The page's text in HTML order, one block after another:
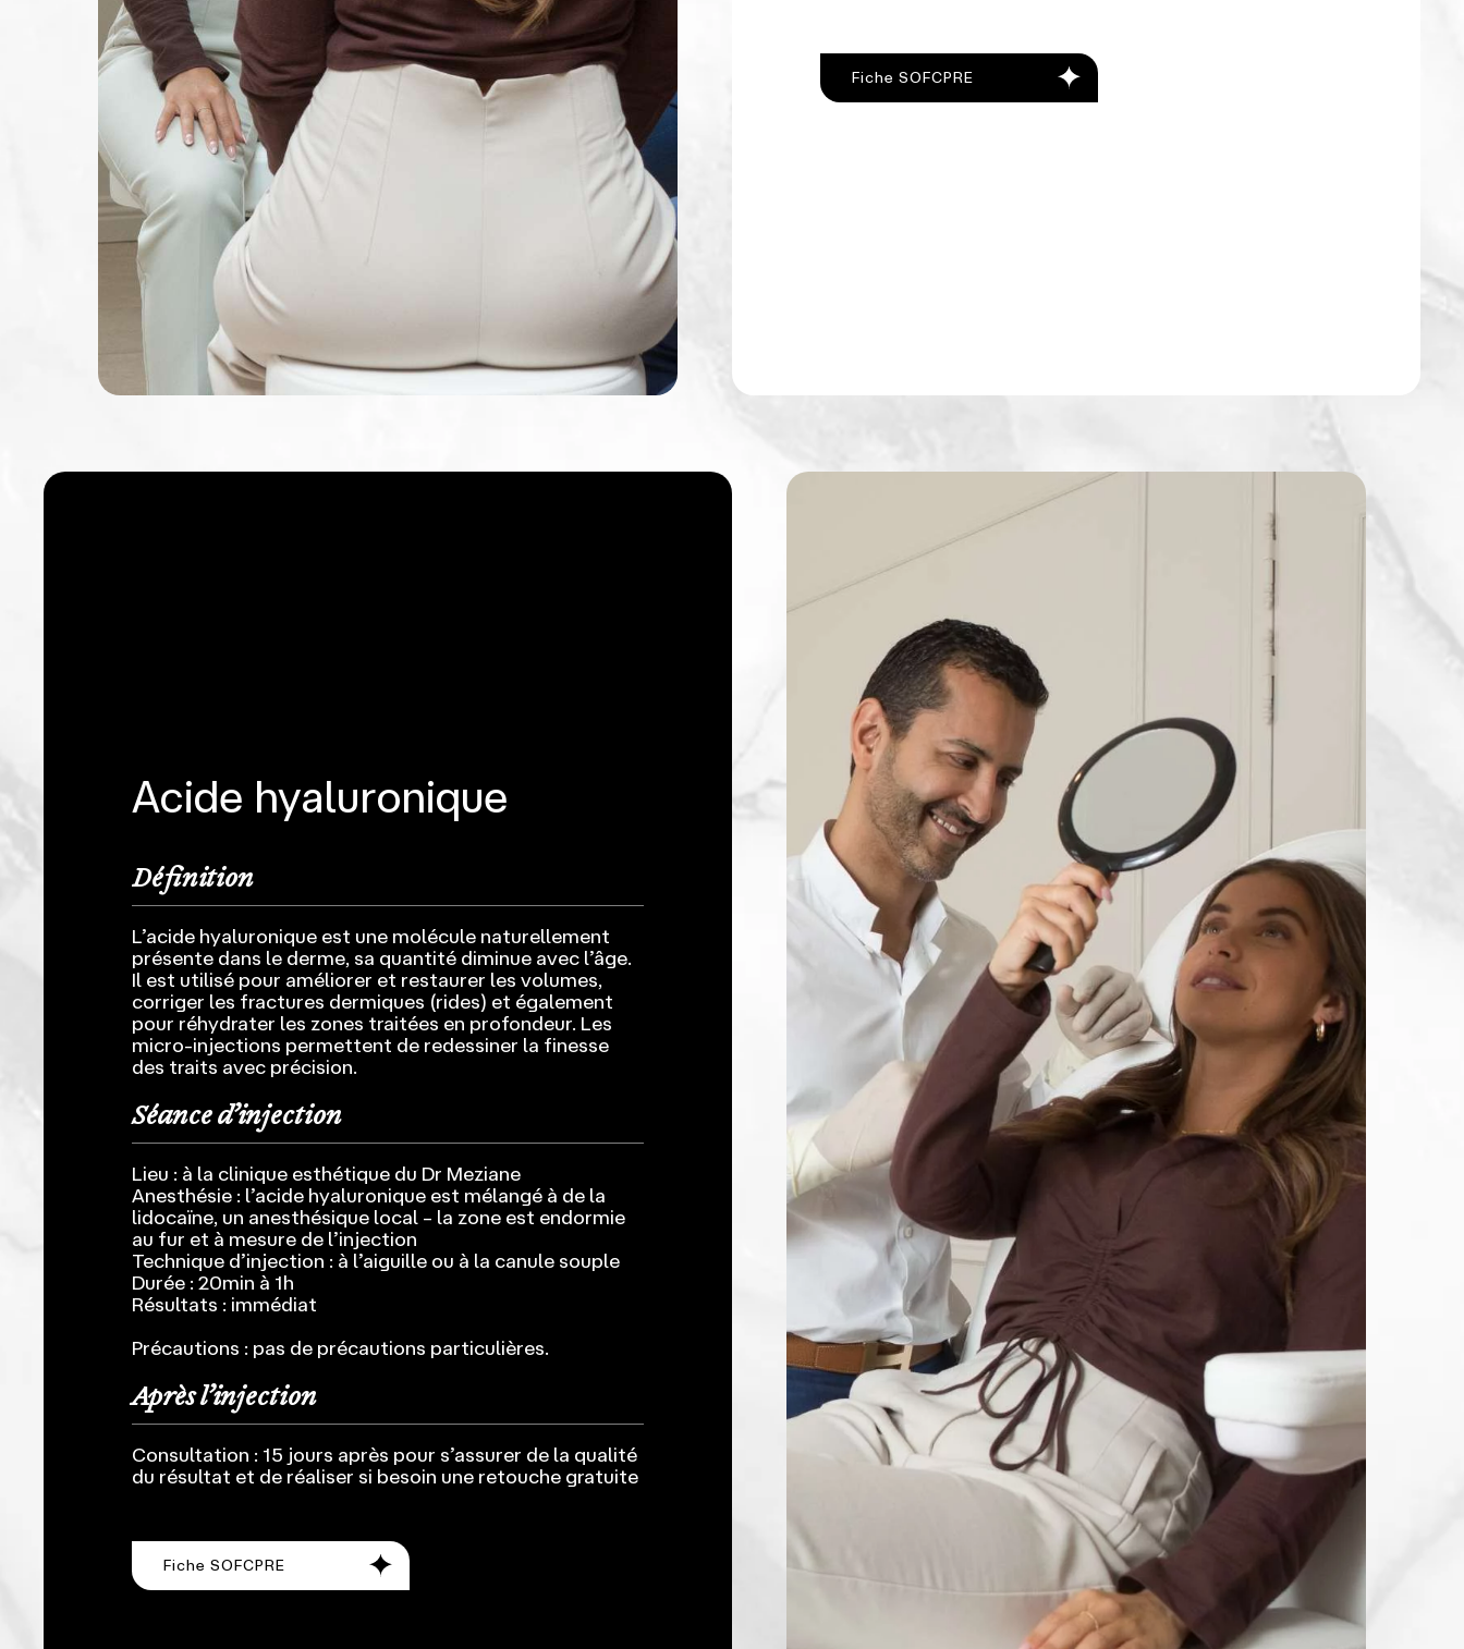
Fiche SOFCPRE
Acide hyaluronique
Définition
L’acide hyaluronique est une molécule naturellement
présente dans le derme, sa quantité diminue avec l’âge.
Il est utilisé pour améliorer et restaurer les volumes,
corriger les fractures dermiques (rides) et également
pour réhydrater les zones traitées en profondeur. Les
micro-injections permettent de redessiner la finesse
des traits avec précision.
Séance d’injection
Lieu : à la clinique esthétique du Dr Meziane
Anesthésie : l’acide hyaluronique est mélangé à de la
lidocaïne, un anesthésique local – la zone est endormie
au fur et à mesure de l’injection
Technique d’injection : à l’aiguille ou à la canule souple
Durée : 20min à 1h
Résultats : immédiat
Précautions : pas de précautions particulières.
Après l’injection
Consultation : 15 jours après pour s’assurer de la qualité
du résultat et de réaliser si besoin une retouche gratuite
Fiche SOFCPRE